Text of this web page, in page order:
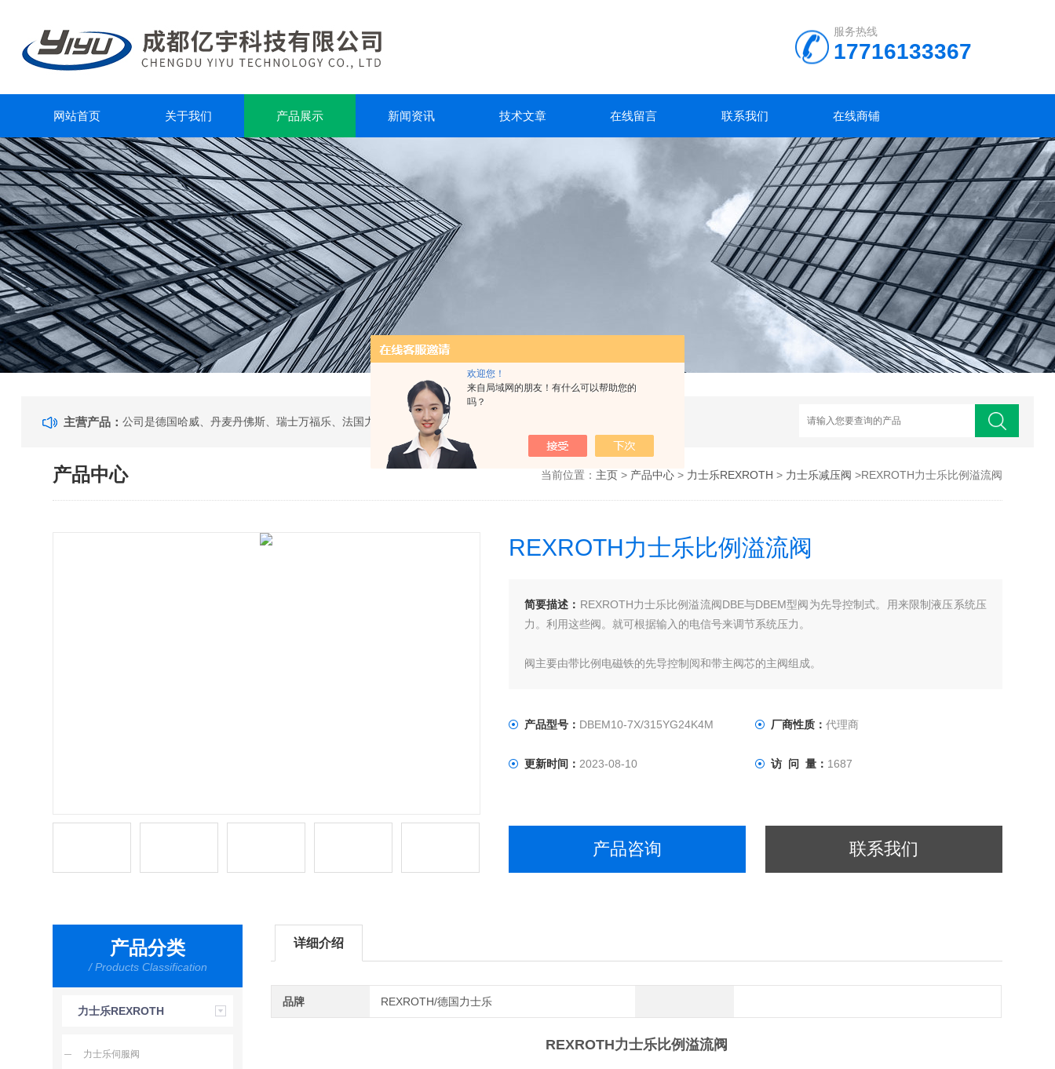
欢迎您！
来自局域网的朋友！有什么可以帮助您的
吗？
服务热线
17716133367
网站首页 关于我们 产品展示 新闻资讯 技术文章 在线留言 联系我们 在线商铺
主营产品：
产品中心 当前位置： 主页> 产品中心> 力士乐REXROTH > 力士乐减压阀 >REXROTH力士乐比例溢流阀
REXROTH力士乐比例溢流阀
简要描述： REXROTH力士乐比例溢流阀DBE与DBEM型阀为先导控制式。用来限制液压系统压
力。利用这些阀。就可根据输入的电信号来调节系统压力。
阀主要由带比例电磁铁的先导控制阅和带主阀芯的主阀组成。
产品型号： DBEM10-7X/315YG24K4M 厂商性质：代理商
更新时间： 2023-08-10 访 问 量： 1687
产品咨询 联系我们
产品分类
/ Products Classification
力士乐REXROTH
力士乐伺服阀
详细介绍
品牌 REXROTH/德国力士乐
REXROTH力士乐比例溢流阀